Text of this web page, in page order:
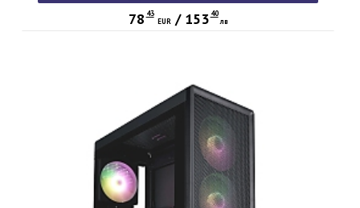
78 43
EUR/ 153 40
лв